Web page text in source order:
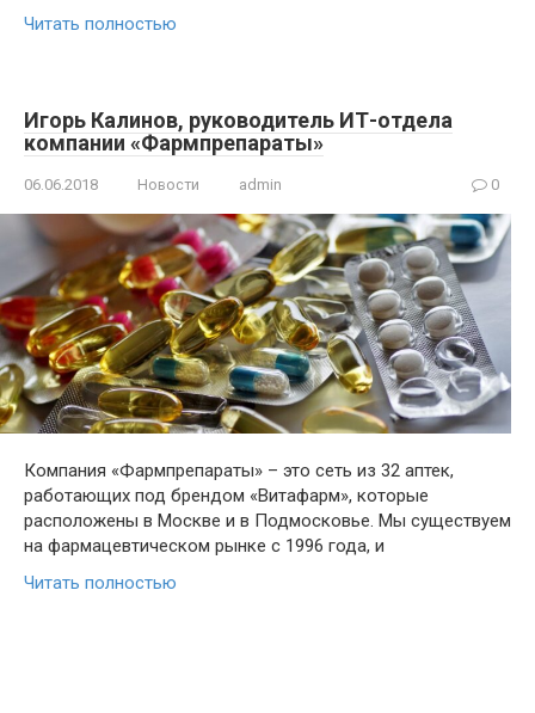
Читать полностью
Игорь Калинов, руководитель ИТ-отдела
компании «Фармпрепараты»
06.06.2018 Новости admin 0
Компания «Фармпрепараты» – это сеть из 32 аптек,
работающих под брендом «Витафарм», которые
расположены в Москве и в Подмосковье. Мы существуем
на фармацевтическом рынке с 1996 года, и
Читать полностью